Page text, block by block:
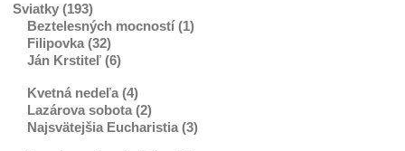
Sviatky (193)
Beztelesných mocností (1)
Filipovka (32)
Ján Krstiteľ (6)
Kvetná nedeľa (4)
Lazárova sobota (2)
Najsvätejšia Eucharistia (3)